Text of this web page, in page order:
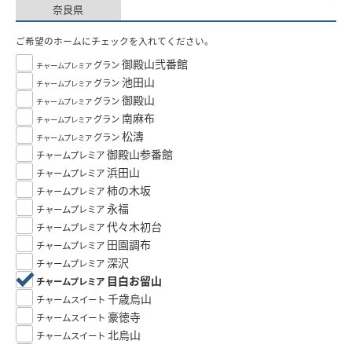
奈良県
ご希望のホームにチェックを入れてください。
チャームプレミア グラン御殿山弐番館
チャームプレミア グラン池田山
チャームプレミア グラン御殿山
チャームプレミア グラン 南麻布
チャームプレミア グラン松濤
チャームプレミア御殿山参番館
チャームプレミア浜田山
チャームプレミア柿の木坂
チャームプレミア永福
チャームプレミア代々木初台
チャームプレミア 田園調布
チャームプレミア深沢
チャームプレミア 目白お留山
チャームスイート 千歳烏山
チャームスイート 豪徳寺
チャームスイート 北烏山